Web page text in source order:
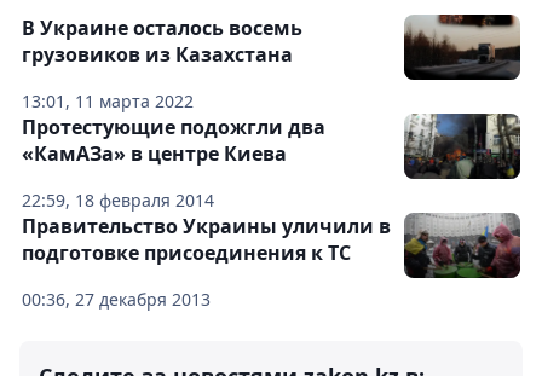
13:01, 11 марта 2022
В Украине осталось восемь
грузовиков из Казахстана
22:59, 18 февраля 2014
Протестующие подожгли два
«КамАЗа» в центре Киева
00:36, 27 декабря 2013
Правительство Украины уличили в
подготовке присоединения к ТС